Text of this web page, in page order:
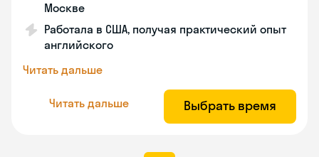
Москве
Работала в США, получая практический опыт
английского
Читать дальше
Читать дальше Выбрать время